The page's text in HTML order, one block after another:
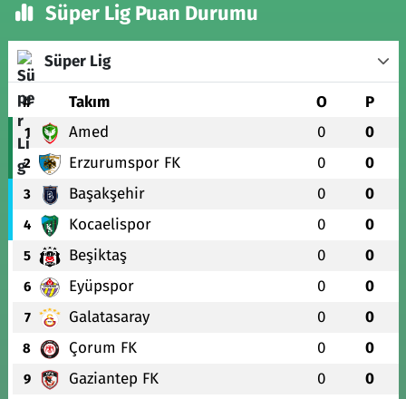
Süper Lig Puan Durumu
Süper Lig
# Takım O P
1 Amed 0 0
2 Erzurumspor FK 0 0
3 Başakşehir 0 0
4 Kocaelispor 0 0
5 Beşiktaş 0 0
6 Eyüpspor 0 0
7 Galatasaray 0 0
8 Çorum FK 0 0
9 Gaziantep FK 0 0